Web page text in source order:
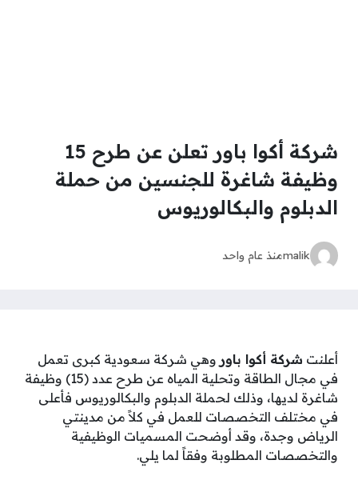
شركة أكوا باور تعلن عن طرح 15
وظيفة شاغرة للجنسين من حملة
الدبلوم والبكالوريوس
malikمنذ عام واحد
أعلنت شركة أكوا باور وهي شركة سعودية كبرى تعمل
في مجال الطاقة وتحلية المياه عن طرح عدد (15) وظيفة
شاغرة لديها، وذلك لحملة الدبلوم والبكالوريوس فأعلى
في مختلف التخصصات للعمل في كلاً من مدينتي
الرياض وجدة، وقد أوضحت المسميات الوظيفية
والتخصصات المطلوبة وفقاً لما يلي.